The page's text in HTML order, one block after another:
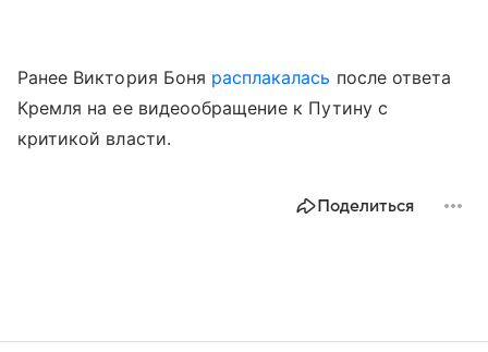
Ранее Виктория Боня расплакалась после ответа
Кремля на ее видеообращение к Путину с
критикой власти.
Поделиться